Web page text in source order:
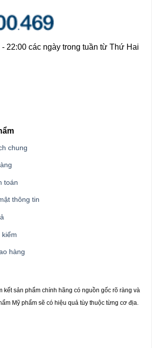
22:00 các ngày trong tuần từ Thứ Hai
chung
toán
thông tin
kiểm
hàng
kết sản phẩm chính hãng có nguồn gốc rõ ràng và
Mỹ phẩm sẽ có hiệu quả tùy thuộc từng cơ địa.